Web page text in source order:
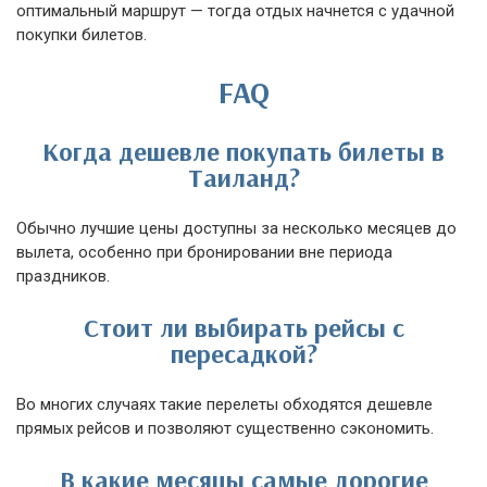
оптимальный маршрут — тогда отдых начнется с удачной
покупки билетов.
FAQ
Когда дешевле покупать билеты в
Таиланд?
Обычно лучшие цены доступны за несколько месяцев до
вылета, особенно при бронировании вне периода
праздников.
Стоит ли выбирать рейсы с
пересадкой?
Во многих случаях такие перелеты обходятся дешевле
прямых рейсов и позволяют существенно сэкономить.
В какие месяцы самые дорогие